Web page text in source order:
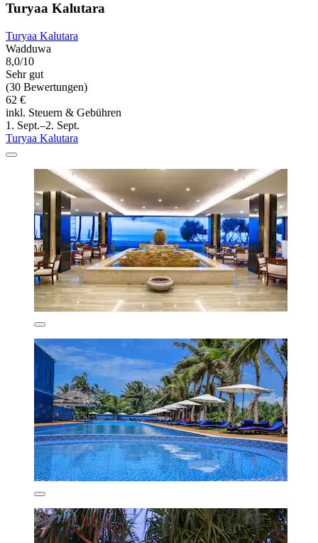
Turyaa Kalutara
Turyaa Kalutara
Wadduwa
8,0/10
Sehr gut
(30 Bewertungen)
62 €
inkl. Steuern & Gebühren
1. Sept.–2. Sept.
Turyaa Kalutara